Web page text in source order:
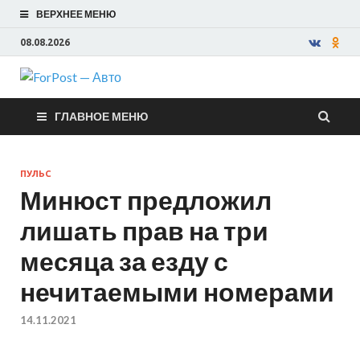
ВЕРХНЕЕ МЕНЮ
08.08.2026
ForPost —
Авто
ГЛАВНОЕ МЕНЮ
ПУЛЬС
Минюст предложил
лишать прав на три
месяца за езду с
нечитаемыми номерами
14.11.2021